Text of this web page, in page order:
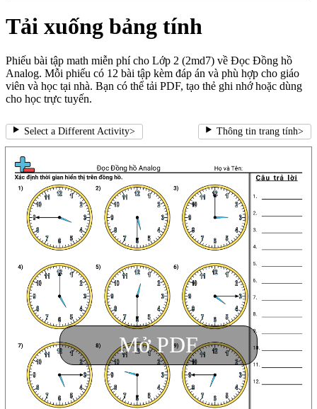
Tải xuống bảng tính
Phiếu bài tập math miễn phí cho Lớp 2 (2md7) về Đọc Đồng hồ
Analog. Mỗi phiếu có 12 bài tập kèm đáp án và phù hợp cho giáo
viên và học tại nhà. Bạn có thể tải PDF, tạo thẻ ghi nhớ hoặc dùng
cho học trực tuyến.
Select a Different Activity> Thông tin trang tính>
Mở PDF